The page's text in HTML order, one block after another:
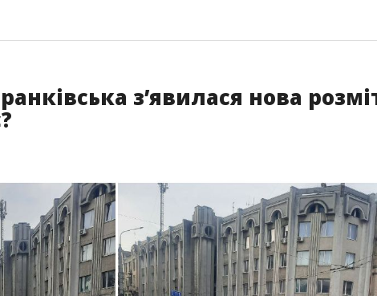
з’явилася нова